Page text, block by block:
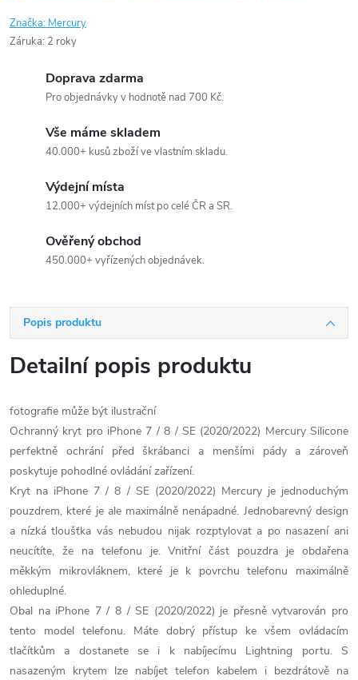
Značka: Mercury
Záruka: 2 roky
Doprava zdarma
Pro objednávky v hodnotě nad 700 Kč.
Vše máme skladem
40.000+ kusů zboží ve vlastním skladu.
Výdejní místa
12.000+ výdejních míst po celé ČR a SR.
Ověřený obchod
450.000+ vyřízených objednávek.
Popis produktu
Detailní popis produktu
fotografie může být ilustrační
Ochranný kryt pro iPhone 7 / 8 / SE (2020/2022) Mercury Silicone
perfektně ochrání před škrábanci a menšími pády a zároveň
poskytuje pohodlné ovládání zařízení.
Kryt na iPhone 7 / 8 / SE (2020/2022) Mercury je jednoduchým
pouzdrem, které je ale maximálně nenápadné. Jednobarevný design
a nízká tloušťka vás nebudou nijak rozptylovat a po nasazení ani
neucítíte, že na telefonu je. Vnitřní část pouzdra je obdařena
měkkým mikrovláknem, které je k povrchu telefonu maximálně
ohleduplné.
Obal na iPhone 7 / 8 / SE (2020/2022) je přesně vytvarován pro
tento model telefonu. Máte dobrý přístup ke všem ovládacím
tlačítkům a dostanete se i k nabíjecímu Lightning portu. S
nasazeným krytem lze nabíjet telefon kabelem i bezdrátově na